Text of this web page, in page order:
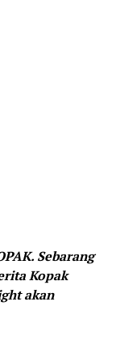
Sebarang
Kopak
akan